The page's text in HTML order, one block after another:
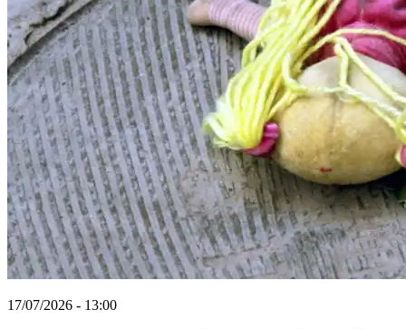
17/07/2026 - 13:00